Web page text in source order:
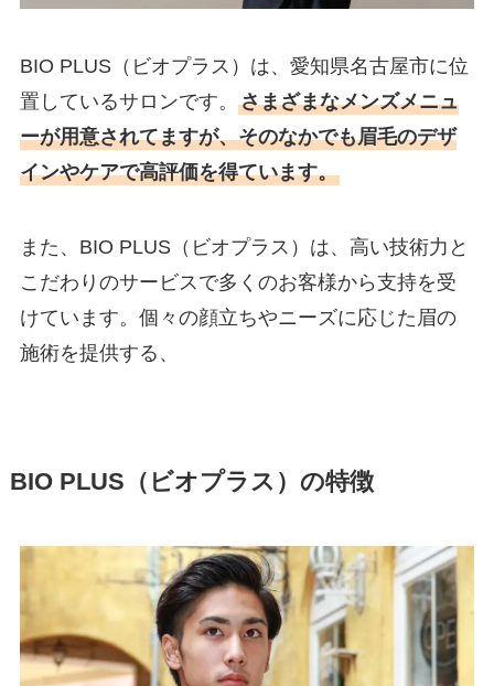
BIO PLUS（ビオプラス）は、愛知県名古屋市に位
置しているサロンです。 さまざまなメンズメニュ
ーが用意されてますが、そのなかでも眉毛のデザ
インやケアで高評価を得ています。
また、BIO PLUS（ビオプラス）は、高い技術力と
こだわりのサービスで多くのお客様から支持を受
けています。個々の顔立ちやニーズに応じた眉の
施術を提供する、
BIO PLUS（ビオプラス）の特徴